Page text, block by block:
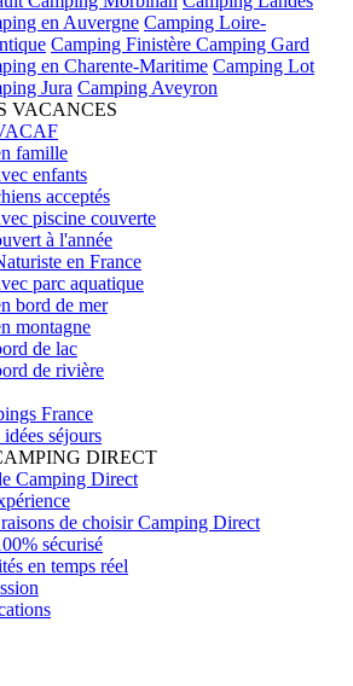
en Auvergne Camping Loire-
Camping Finistère Camping Gard
en Charente-Maritime Camping Lot
Jura Camping Aveyron
VACANCES
famille
enfants
acceptés
piscine couverte
à l'année
en France
parc aquatique
bord de mer
montagne
de lac
de rivière
France
séjours
DIRECT
Camping Direct
de choisir Camping Direct
sécurisé
en temps réel